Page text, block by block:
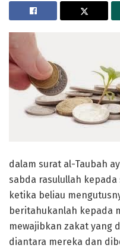
dalam surat al-Taubah
sabda rasulullah kepada
ketika beliau
beritahukanlah kepada
mewajibkan zakat yang
diantara mereka dan